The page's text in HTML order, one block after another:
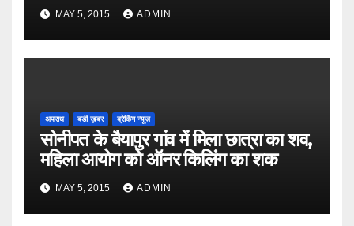
MAY 5, 2015 ADMIN
अपराध बडी ख़बर ब्रेकिंग न्यूज़
सोनीपत के बैयापुर गांव में मिला छात्रा का शव,
महिला आयोग को ऑनर किलिंग का शक
MAY 5, 2015 ADMIN